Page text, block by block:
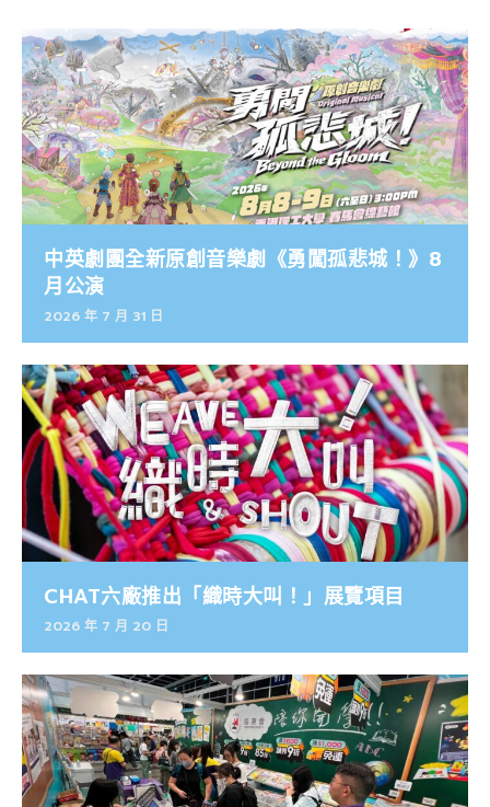
中英劇團全新原創音樂劇《勇闖孤悲城！》8
月公演
2026 年 7 月 31 日
CHAT六廠推出「織時大叫！」展覽項目
2026 年 7 月 20 日